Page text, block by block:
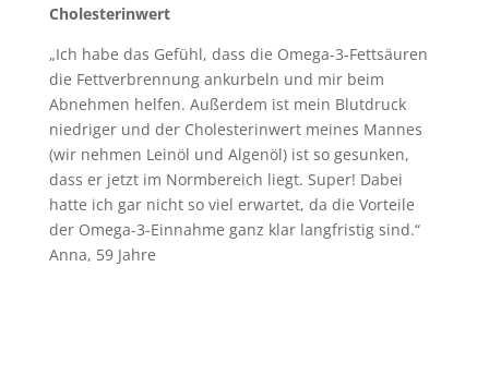
Cholesterinwert
„Ich habe das Gefühl, dass die Omega-3-Fettsäuren
die Fettverbrennung ankurbeln und mir beim
Abnehmen helfen. Außerdem ist mein Blutdruck
niedriger und der Cholesterinwert meines Mannes
(wir nehmen Leinöl und Algenöl) ist so gesunken,
dass er jetzt im Normbereich liegt. Super! Dabei
hatte ich gar nicht so viel erwartet, da die Vorteile
der Omega-3-Einnahme ganz klar langfristig sind.“
Anna, 59 Jahre